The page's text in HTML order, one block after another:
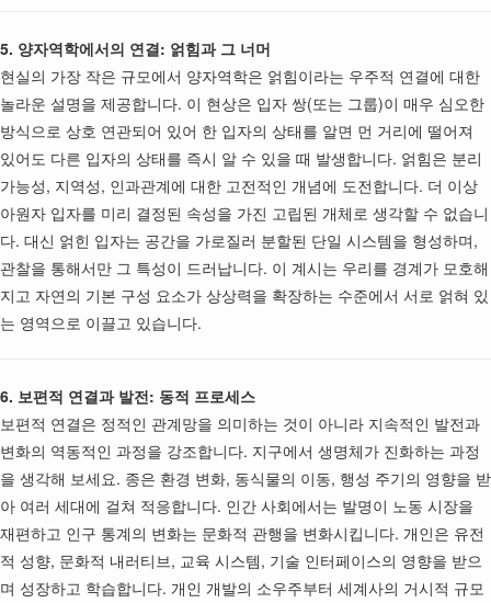
5. 양자역학에서의 연결: 얽힘과 그 너머
현실의 가장 작은 규모에서 양자역학은 얽힘이라는 우주적 연결에 대한
놀라운 설명을 제공합니다. 이 현상은 입자 쌍(또는 그룹)이 매우 심오한
방식으로 상호 연관되어 있어 한 입자의 상태를 알면 먼 거리에 떨어져
있어도 다른 입자의 상태를 즉시 알 수 있을 때 발생합니다. 얽힘은 분리
가능성, 지역성, 인과관계에 대한 고전적인 개념에 도전합니다. 더 이상
아원자 입자를 미리 결정된 속성을 가진 고립된 개체로 생각할 수 없습니
다. 대신 얽힌 입자는 공간을 가로질러 분할된 단일 시스템을 형성하며,
관찰을 통해서만 그 특성이 드러납니다. 이 계시는 우리를 경계가 모호해
지고 자연의 기본 구성 요소가 상상력을 확장하는 수준에서 서로 얽혀 있
는 영역으로 이끌고 있습니다.
6. 보편적 연결과 발전: 동적 프로세스
보편적 연결은 정적인 관계망을 의미하는 것이 아니라 지속적인 발전과
변화의 역동적인 과정을 강조합니다. 지구에서 생명체가 진화하는 과정
을 생각해 보세요. 종은 환경 변화, 동식물의 이동, 행성 주기의 영향을 받
아 여러 세대에 걸쳐 적응합니다. 인간 사회에서는 발명이 노동 시장을
재편하고 인구 통계의 변화는 문화적 관행을 변화시킵니다. 개인은 유전
적 성향, 문화적 내러티브, 교육 시스템, 기술 인터페이스의 영향을 받으
며 성장하고 학습합니다. 개인 개발의 소우주부터 세계사의 거시적 규모